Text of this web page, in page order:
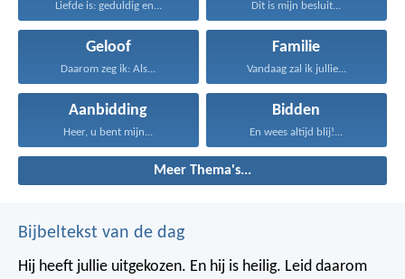
Liefde is: geduldig en... Dit is mijn besluit...
Geloof
Daarom zeg ik: Als...
Familie
Vandaag zal ik jullie...
Aanbidding
Heer, u bent mijn...
Bidden
En wees altijd blij!...
Meer Thema's...
Bijbeltekst van de dag
Hij heeft jullie uitgekozen. En hij is heilig. Leid daarom